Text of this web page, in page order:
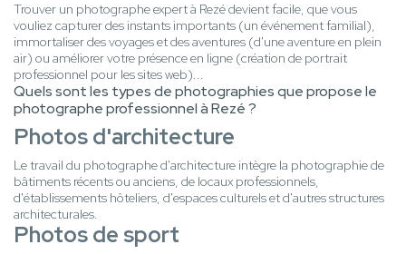
Trouver un photographe expert à Rezé devient facile, que vous
vouliez capturer des instants importants (un événement familial),
immortaliser des voyages et des aventures (d'une aventure en plein
air) ou améliorer votre présence en ligne (création de portrait
professionnel pour les sites web)...
Quels sont les types de photographies que propose le
photographe professionnel à Rezé ?
Photos d'architecture
Le travail du photographe d'architecture intègre la photographie de
bâtiments récents ou anciens, de locaux professionnels,
d'établissements hôteliers, d'espaces culturels et d'autres structures
architecturales.
Photos de sport